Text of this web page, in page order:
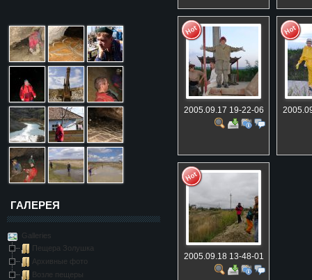
ГАЛЕРЕЯ
Galleries
Пещера Золушка
Архивные фото
Возле пещеры
2005.09.17 19-22-06
2005.09.18 13-48-01